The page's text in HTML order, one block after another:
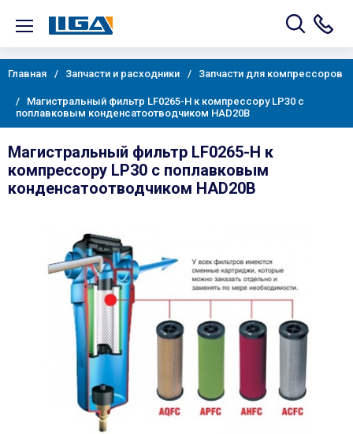
Главная Запчасти и расходники Запчасти для компрессоров
Магистральный фильтр LF0265-H к компрессору LP30 с
поплавковым конденсатоотводчиком HAD20B
Магистральный фильтр LF0265-H к
компрессору LP30 с поплавковым
конденсатоотводчиком HAD20B